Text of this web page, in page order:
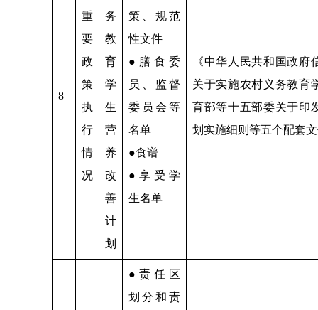
8
重
要
政
策
执
行
情
况
务
教
育
学
生
营
养
改
善
计
划
策、规范
性文件
●膳食委
员、监督
委员会等
名单
●食谱
●享受学
生名单
《中华人民共和国政
关于实施农村义务教育
育部等十五部委关于印
划实施细则等五个配套
●责任区
划分和责